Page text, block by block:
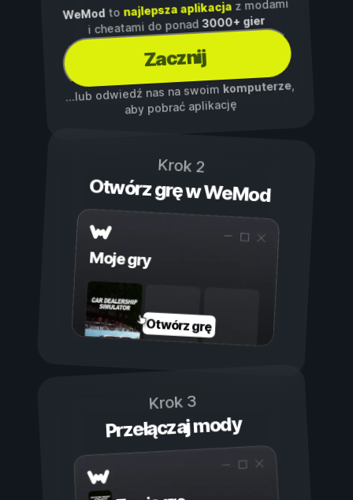
WeModto najlepsza aplikacjaz modami
i cheatami do ponad3000+ gier
Zacznij
...lub odwiedź nas na swoim komputerze,
aby pobrać aplikację
Krok 2
Otwórz grę w WeMod
Moje gry
Otwórz grę
Krok 3
Przełączaj mody